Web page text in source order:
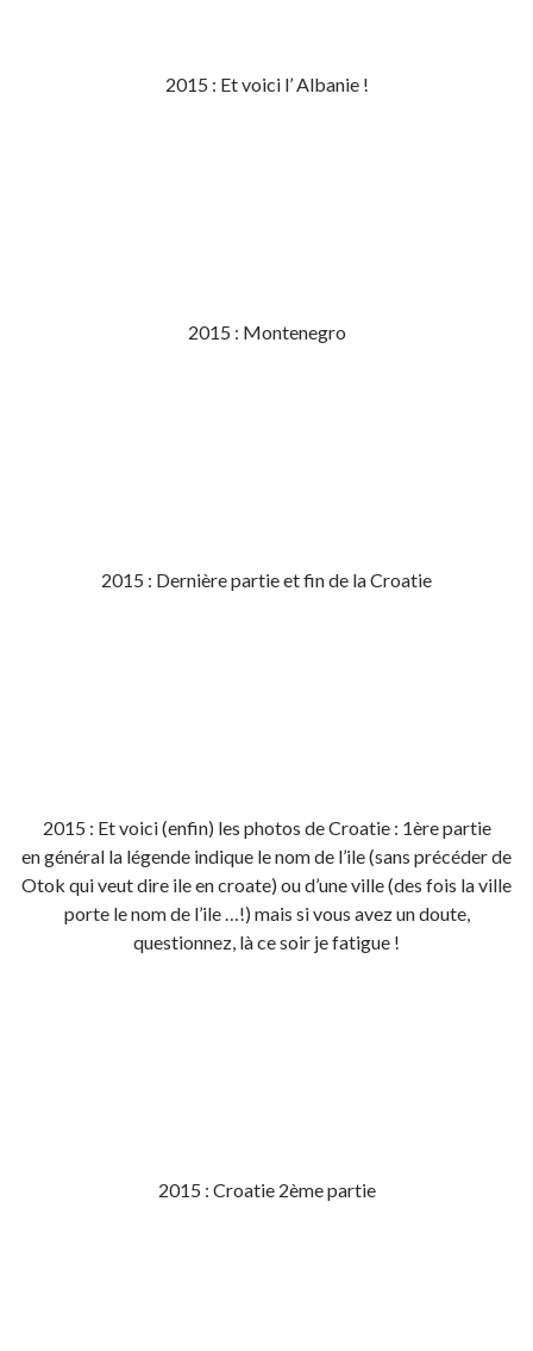
2015 : Et voici l’ Albanie !
2015 : Montenegro
2015 : Dernière partie et fin de la Croatie
2015 : Et voici (enfin) les photos de Croatie : 1ère partie
en général la légende indique le nom de l’ile (sans précéder de
Otok qui veut dire ile en croate) ou d’une ville (des fois la ville
porte le nom de l’ile …!) mais si vous avez un doute,
questionnez, là ce soir je fatigue !
2015 : Croatie 2ème partie